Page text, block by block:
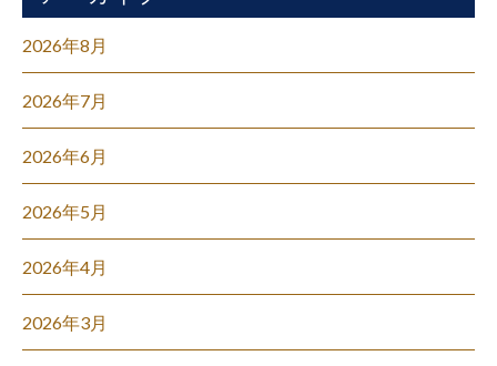
2026年8月
2026年7月
2026年6月
2026年5月
2026年4月
2026年3月